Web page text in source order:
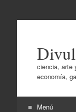
ciencia, arte
economía,
Menú